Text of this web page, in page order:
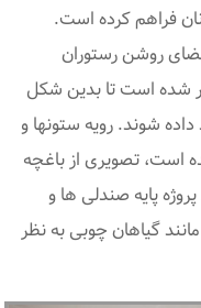
فراهم کرده است.
روشن رستوران
شده است تا بدین شکل
شوند. رویه ستونها و
است، تصویری از باغچه
پایه صندلی ها و
گیاهان چوبی به نظر